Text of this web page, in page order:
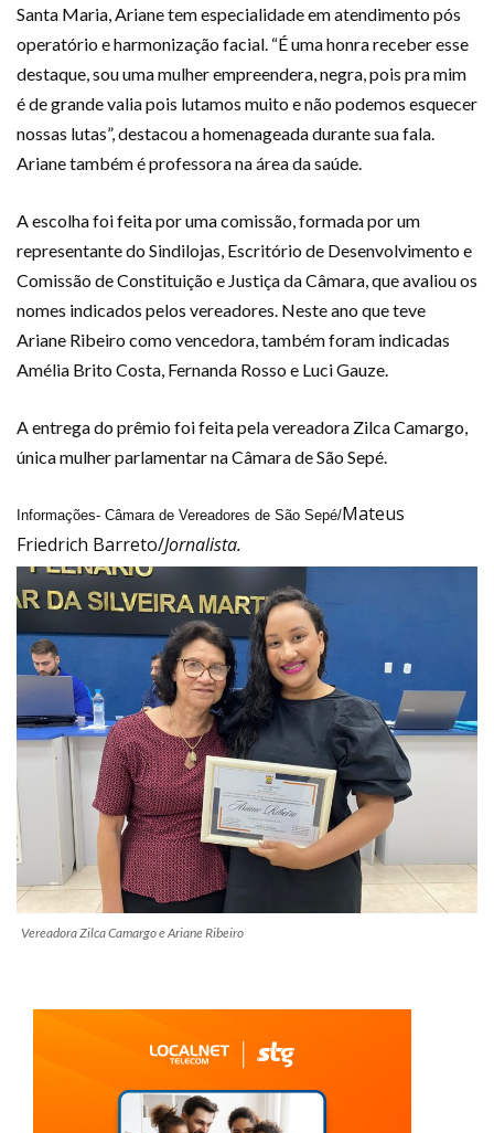
Santa Maria, Ariane tem especialidade em atendimento pós
operatório e harmonização facial. “É uma honra receber esse
destaque, sou uma mulher empreendera, negra, pois pra mim
é de grande valia pois lutamos muito e não podemos esquecer
nossas lutas”, destacou a homenageada durante sua fala.
Ariane também é professora na área da saúde.
A escolha foi feita por uma comissão, formada por um
representante do Sindilojas, Escritório de Desenvolvimento e
Comissão de Constituição e Justiça da Câmara, que avaliou os
nomes indicados pelos vereadores. Neste ano que teve
Ariane Ribeiro como vencedora, também foram indicadas
Amélia Brito Costa, Fernanda Rosso e Luci Gauze.
A entrega do prêmio foi feita pela vereadora Zilca Camargo,
única mulher parlamentar na Câmara de São Sepé.
Informações- Câmara de Vereadores de São Sepé/Mateus
Friedrich Barreto/Jornalista.
Vereadora Zilca Camargo e Ariane Ribeiro